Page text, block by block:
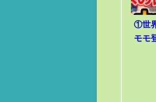
①世
モモ